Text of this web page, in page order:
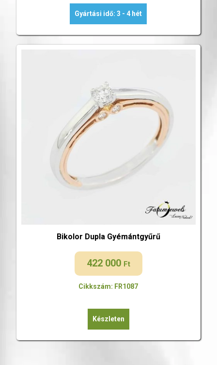
Gyártási idő: 3 - 4 hét
Bikolor Dupla Gyémántgyűrű
422 000 Ft
Cikkszám: FR1087
Készleten